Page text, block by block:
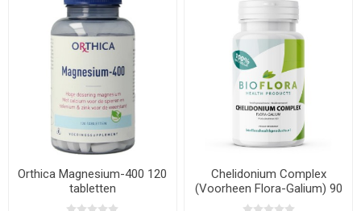
Orthica Magnesium-400 120
tabletten
Chelidonium Complex
(Voorheen Flora-Galium) 90
tabletten Bioflora